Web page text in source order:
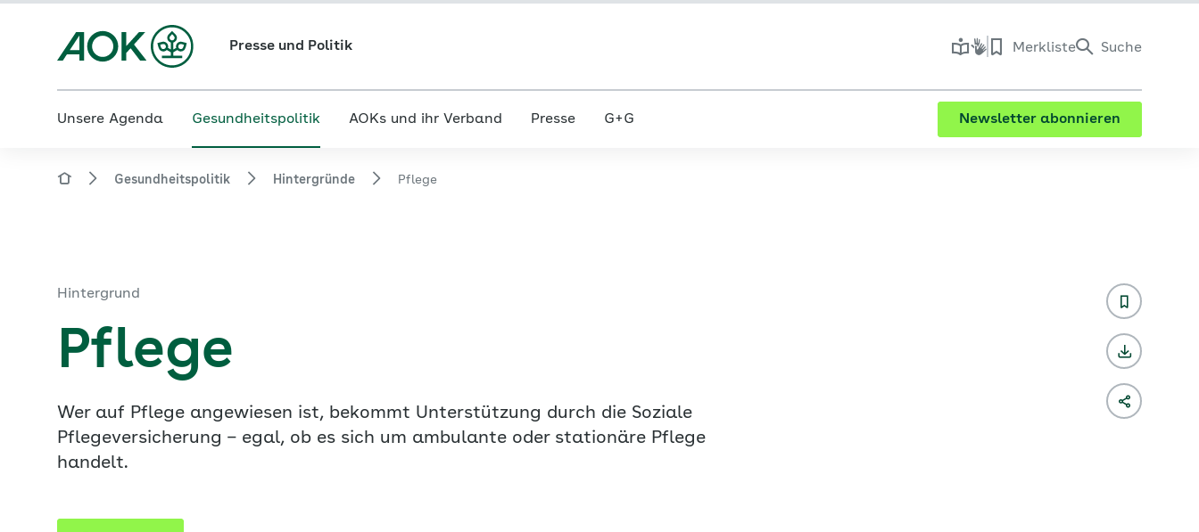
Presse und Politik Merkliste Suche
Unsere Agenda Gesundheitspolitik AOKs und ihr Verband Presse G+G Newsletter abonnieren
Gesundheitspolitik Hintergründe Pflege
Hintergrund
Pflege
Wer auf Pflege angewiesen ist, bekommt Unterstützung durch die Soziale
Pflegeversicherung – egal, ob es sich um ambulante oder stationäre Pflege
handelt.